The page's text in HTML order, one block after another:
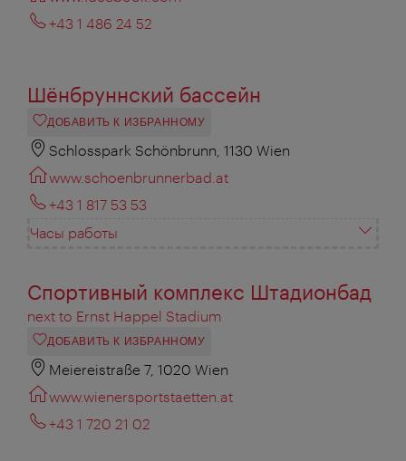
+43 1 486 24 52
Шёнбруннский бассейн
ДОБАВИТЬ К ИЗБРАННОМУ
Schlosspark Schönbrunn, 1130 Wien
www.schoenbrunnerbad.at
+43 1 817 53 53
Часы работы
Спортивный комплекс Штадионбад
next to Ernst Happel Stadium
ДОБАВИТЬ К ИЗБРАННОМУ
Meiereistraße 7, 1020 Wien
www.wienersportstaetten.at
+43 1 720 21 02